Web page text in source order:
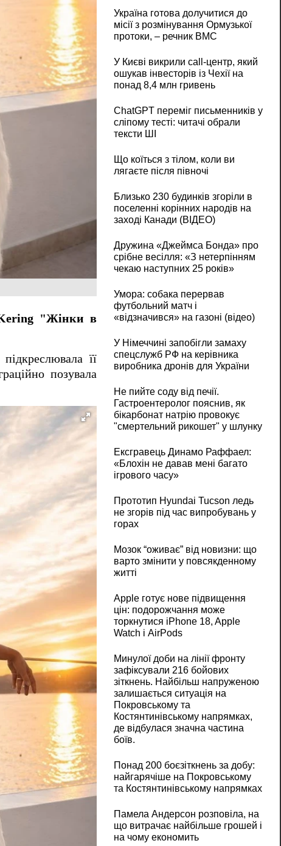
Kering "Жінки в
її
позувала
Україна готова долучитися до
місії з розмінування Ормузької
протоки, – речник ВМС
У Києві викрили call-центр, який
ошукав інвесторів із Чехії на
понад 8,4 млн гривень
ChatGPT переміг письменників у
сліпому тесті: читачі обрали
тексти ШІ
Що коїться з тілом, коли ви
лягаєте після півночі
Близько 230 будинків згоріли в
поселенні корінних народів на
заході Канади (ВІДЕО)
Дружина «Джеймса Бонда» про
срібне весілля: «З нетерпінням
чекаю наступних 25 років»
Умора: собака перервав
футбольний матч і
«відзначився» на газоні (відео)
У Німеччині запобігли замаху
спецслужб РФ на керівника
виробника дронів для України
Не пийте соду від печії.
Гастроентеролог пояснив, як
бікарбонат натрію провокує
"смертельний рикошет" у шлунку
Ексгравець Динамо Раффаел:
«Блохін не давав мені багато
ігрового часу»
Прототип Hyundai Tucson ледь
не згорів під час випробувань у
горах
Мозок “оживає” від новизни: що
варто змінити у повсякденному
житті
Apple готує нове підвищення
цін: подорожчання може
торкнутися iPhone 18, Apple
Watch і AirPods
Минулої доби на лінії фронту
зафіксували 216 бойових
зіткнень. Найбільш напруженою
залишається ситуація на
Покровському та
Костянтинівському напрямках,
де відбулася значна частина
боїв.
Понад 200 боєзіткнень за добу:
найгарячіше на Покровському
та Костянтинівському напрямках
Памела Андерсон розповіла, на
що витрачає найбільше грошей і
на чому економить